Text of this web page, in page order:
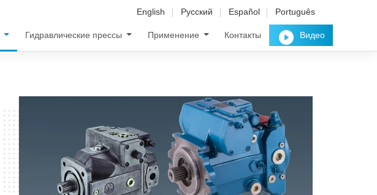
English Русский Español Português
Гидравлические прессы Применение Контакты Видео